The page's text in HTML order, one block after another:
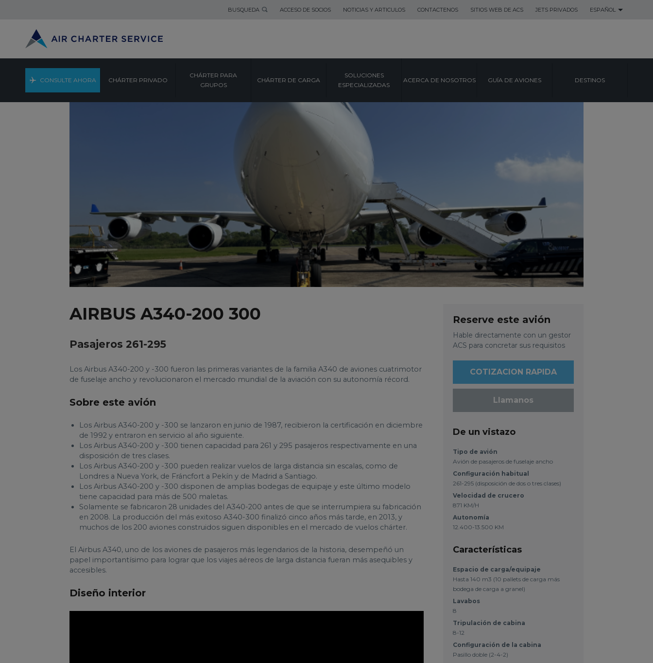
BUSQUEDA ACCESO DE SOCIOS NOTICIAS Y ARTICULOS CONTACTENOS SITIOS WEB DE ACS JETS PRIVADOS ESPAÑOL
CONSULTE AHORA CHÁRTER PRIVADO
CHÁRTER PARA
GRUPOS
CHÁRTER DE CARGA
SOLUCIONES
ESPECIALIZADAS
ACERCA DE NOSOTROS GUÍA DE AVIONES DESTINOS
AIRBUS A340-200 300
Pasajeros 261-295
Los Airbus A340-200 y -300 fueron las primeras variantes de la familia A340 de aviones cuatrimotor
de fuselaje ancho y revolucionaron el mercado mundial de la aviación con su autonomía récord.
Sobre este avión
Los Airbus A340-200 y -300 se lanzaron en junio de 1987, recibieron la certificación en diciembre
de 1992 y entraron en servicio al año siguiente.
Los Airbus A340-200 y -300 tienen capacidad para 261 y 295 pasajeros respectivamente en una
disposición de tres clases.
Los Airbus A340-200 y -300 pueden realizar vuelos de larga distancia sin escalas, como de
Londres a Nueva York, de Fráncfort a Pekín y de Madrid a Santiago.
Los Airbus A340-200 y -300 disponen de amplias bodegas de equipaje y este último modelo
tiene capacidad para más de 500 maletas.
Solamente se fabricaron 28 unidades del A340-200 antes de que se interrumpiera su fabricación
en 2008. La producción del más exitoso A340-300 finalizó cinco años más tarde, en 2013, y
muchos de los 200 aviones construidos siguen disponibles en el mercado de vuelos chárter.
El Airbus A340, uno de los aviones de pasajeros más legendarios de la historia, desempeñó un
papel importantísimo para lograr que los viajes aéreos de larga distancia fueran más asequibles y
accesibles.
Diseño interior
Reserve este avión
Hable directamente con un gestor
ACS para concretar sus requisitos
COTIZACION RAPIDA
Llamanos
De un vistazo
Tipo de avión
Avión de pasajeros de fuselaje ancho
Configuración habitual
261-295 (disposición de dos o tres clases)
Velocidad de crucero
871 KM/H
Autonomía
12.400-13.500 KM
Características
Espacio de carga/equipaje
Hasta 140 m3 (10 pallets de carga más
bodega de carga a granel)
Lavabos
8
Tripulación de cabina
8-12
Configuración de la cabina
Pasillo doble (2-4-2)